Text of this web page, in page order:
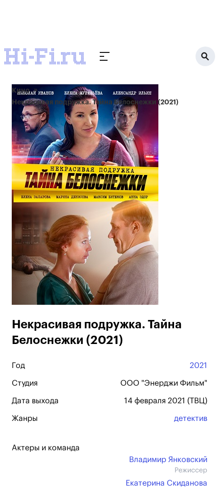
Кино
Некрасивая подружка. Тайна Белоснежки (2021)
Некрасивая подружка. Тайна
Белоснежки (2021)
Год 2021
Студия ООО "Энерджи Фильм"
Дата выхода 14 февраля 2021 (ТВЦ)
Жанры детектив
Актеры и команда
Владимир Янковский
Режиссер
Екатерина Скиданова